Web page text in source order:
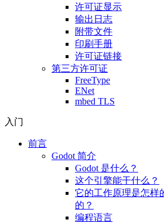
许可证显示
输出日志
附带文件
印刷手册
许可证链接
第三方许可证
FreeType
ENet
mbed TLS
入门
前言
Godot 简介
Godot 是什么？
这个引擎能干什么？
它的工作原理是怎样
的？
编程语言